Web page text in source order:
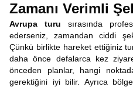
Zamanı Verimli
Avrupa turu sırasında
ederseniz, zamandan ciddi
Çünkü birlikte hareket ettiğiniz
daha önce defalarca kez
önceden planlar, hangi
gerektiğini iyi bilir. Ayrıca